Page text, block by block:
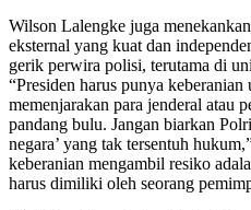
Wilson Lalengke juga
eksternal yang kuat dan
gerik perwira polisi, terutama di
“Presiden harus punya keberanian
memenjarakan para jenderal atau
pandang bulu. Jangan biarkan
negara’ yang tak tersentuh
keberanian mengambil resiko
harus dimiliki oleh seorang